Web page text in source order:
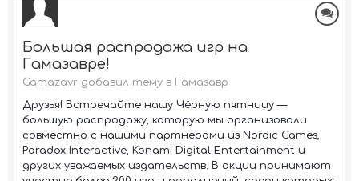
Большая распродажа игр на
Гамазавре!
Gamazavr добавил тему в
Гамазавр
Друзья! Встречайте нашу Чёрную пятницу —
большую распродажу, которую мы организовали
совместно с нашими партнерами из Nordic Games,
Paradox Interactive, Konami Digital Entertainment и
других уважаемых издательств. В акции принимают